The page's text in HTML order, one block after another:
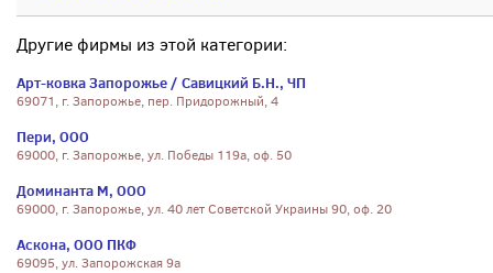
Другие фирмы из этой категории:
Арт-ковка Запорожье / Савицкий Б.Н., ЧП
69071, г. Запорожье, пер. Придорожный, 4
Пери, ООО
69000, г. Запорожье, ул. Победы 119а, оф. 50
Доминанта М, ООО
69000, г. Запорожье, ул. 40 лет Советской Украины 90, оф. 20
Аскона, ООО ПКФ
69095, ул. Запорожская 9а